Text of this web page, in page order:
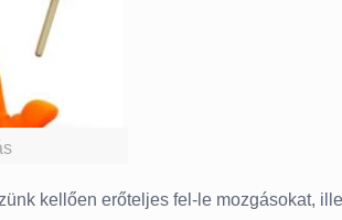
kellően erőteljes fel-le mozgásokat,